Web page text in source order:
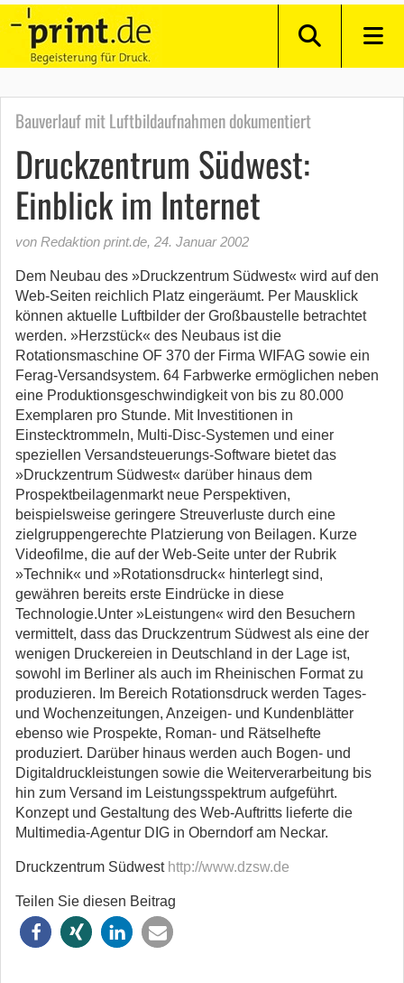
Bauverlauf mit Luftbildaufnahmen dokumentiert
Druckzentrum Südwest:
Einblick im Internet
von Redaktion print.de, 24. Januar 2002
Dem Neubau des »Druckzentrum Südwest« wird auf den
Web-Seiten reichlich Platz eingeräumt. Per Mausklick
können aktuelle Luftbilder der Großbaustelle betrachtet
werden. »Herzstück« des Neubaus ist die
Rotationsmaschine OF 370 der Firma WIFAG sowie ein
Ferag-Versandsystem. 64 Farbwerke ermöglichen neben
eine Produktionsgeschwindigkeit von bis zu 80.000
Exemplaren pro Stunde. Mit Investitionen in
Einstecktrommeln, Multi-Disc-Systemen und einer
speziellen Versandsteuerungs-Software bietet das
»Druckzentrum Südwest« darüber hinaus dem
Prospektbeilagenmarkt neue Perspektiven,
beispielsweise geringere Streuverluste durch eine
zielgruppengerechte Platzierung von Beilagen. Kurze
Videofilme, die auf der Web-Seite unter der Rubrik
»Technik« und »Rotationsdruck« hinterlegt sind,
gewähren bereits erste Eindrücke in diese
Technologie.Unter »Leistungen« wird den Besuchern
vermittelt, dass das Druckzentrum Südwest als eine der
wenigen Druckereien in Deutschland in der Lage ist,
sowohl im Berliner als auch im Rheinischen Format zu
produzieren. Im Bereich Rotationsdruck werden Tages-
und Wochenzeitungen, Anzeigen- und Kundenblätter
ebenso wie Prospekte, Roman- und Rätselhefte
produziert. Darüber hinaus werden auch Bogen- und
Digitaldruckleistungen sowie die Weiterverarbeitung bis
hin zum Versand im Leistungsspektrum aufgeführt.
Konzept und Gestaltung des Web-Auftritts lieferte die
Multimedia-Agentur DIG in Oberndorf am Neckar.
Druckzentrum Südwest http://www.dzsw.de
Teilen Sie diesen Beitrag